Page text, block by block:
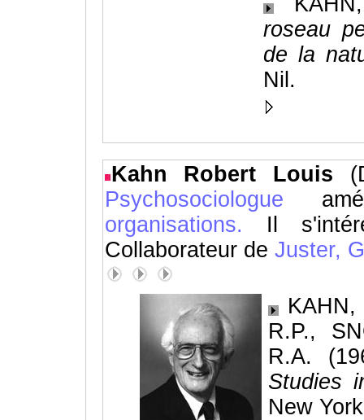
roseau
de la
Nil.
Kahn Robert Louis
Psychosociologue
organisations. Il
Collaborateur de Juster,
R.P.,
R.A.
Studies
New